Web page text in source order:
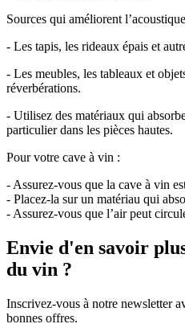
Sources qui améliorent
- Les tapis, les rideaux épais et
- Les meubles, les tableaux et
réverbérations.
- Utilisez des matériaux qui
particulier dans les pièces hautes.
Pour votre cave à vin :
- Assurez-vous que la cave à vin
- Placez-la sur un matériau qui
- Assurez-vous que l’air peut
Envie d'en savoir
du vin ?
Inscrivez-vous à notre newsletter
bonnes offres.